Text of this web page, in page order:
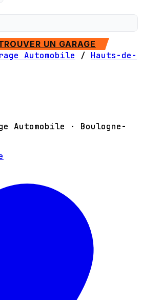
UN GARAGE
Automobile / Hauts-de-
Automobile · Boulogne-